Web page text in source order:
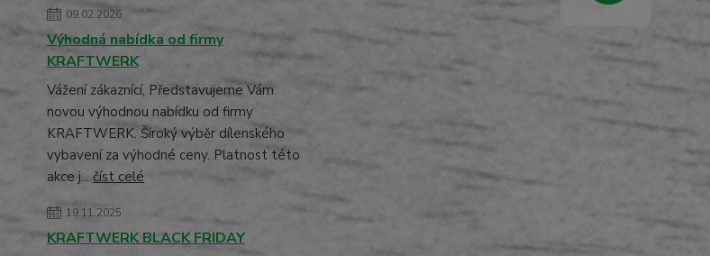
09.02.2026
Výhodná nabídka od firmy
KRAFTWERK
Vážení zákaznící, Představujeme Vám
novou výhodnou nabídku od firmy
KRAFTWERK. Široký výběr dílenského
vybavení za výhodné ceny. Platnost této
akce j... číst celé
19.11.2025
KRAFTWERK BLACK FRIDAY